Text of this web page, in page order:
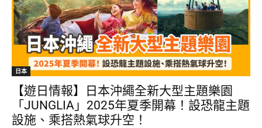
日本
【遊日情報】日本沖繩全新大型主題樂園
「JUNGLIA」2025年夏季開幕！設恐龍主題
設施、乘搭熱氣球升空！